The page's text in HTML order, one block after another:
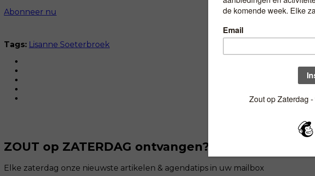
Abonneer nu
Tags: Lisanne Soeterbroek
ZOUT op ZATERDAG ontvangen?
Elke zaterdag onze nieuwste artikelen & agendatips in uw mailbox